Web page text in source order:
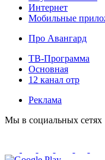
Интернет
Мобильные
Про Авангард
ТВ-Программа
Основная
12 канал отр
Реклама
Мы в социальных сетях